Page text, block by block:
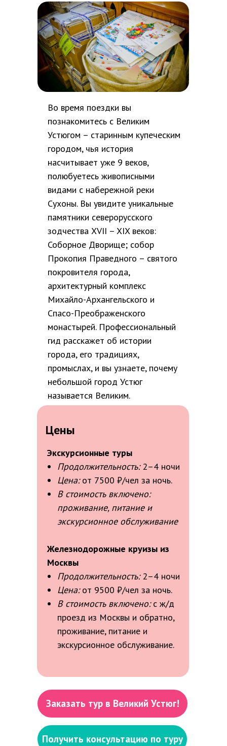
Во время поездки вы
познакомитесь с Великим
Устюгом – старинным купеческим
городом, чья история
насчитывает уже 9 веков,
полюбуетесь живописными
видами с набережной реки
Сухоны. Вы увидите уникальные
памятники северорусского
зодчества XVII – XIX веков:
Соборное Дворище; собор
Прокопия Праведного – святого
покровителя города,
архитектурный комплекс
Михайло-Архангельского и
Спасо-Преображенского
монастырей. Профессиональный
гид расскажет об истории
города, его традициях,
промыслах, и вы узнаете, почему
небольшой город Устюг
называется Великим.
Экскурсионные туры
Продолжительность:2–4 ночи
Цена:от 7500 ₽/чел за ночь.
В стоимость включено:
проживание, питание и
экскурсионное обслуживание
Железнодорожные круизы из
Москвы
Продолжительность:2–4 ночи
Цена:от 9500 ₽/чел за ночь.
В стоимость включено:с ж/д
проезд из Москвы и обратно,
проживание, питание и
экскурсионное обслуживание.
Заказать тур в Великий Устюг!
Получить консультацию по туру
Цены